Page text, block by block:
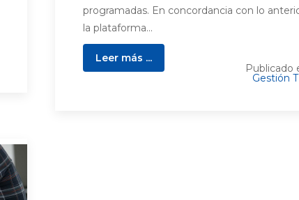
programadas. En concordancia con lo
la plataforma...
Leer más ...
Publicado
Gestión